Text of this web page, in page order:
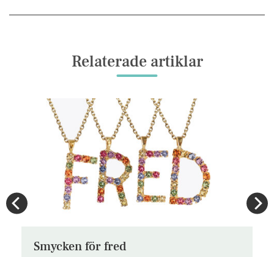
Relaterade artiklar
Smycken för fred